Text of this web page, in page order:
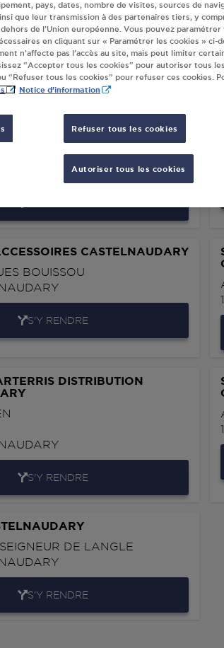
DAUCH
S'Y RENDRE
CASTELNAUDARY
VILLASAVARY
CASTELNAUDARY
BOUISSOU
S'Y RENDRE
DISTRIBUTION
S'Y RENDRE
DE LANGLE
S'Y RENDRE
pays, dates, nombre de visites, sources de
que leur transmission à des partenaires tiers, y
de l’Union européenne. Vous pouvez paramétrer
en cliquant sur « Paramétrer les cookies » ci-
n’affecte pas l’accès au site, mais peut limiter
“Accepter tous les cookies” pour autoriser tous
“Refuser tous les cookies” pour refuser ces cookies.
Notice d'information
Refuser tous les cookies
Autoriser tous les cookies